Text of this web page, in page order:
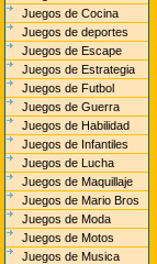
Juegos de Cocina
Juegos de deportes
Juegos de Escape
Juegos de Estrategia
Juegos de Futbol
Juegos de Guerra
Juegos de Habilidad
Juegos de Infantiles
Juegos de Lucha
Juegos de Maquillaje
Juegos de Mario Bros
Juegos de Moda
Juegos de Motos
Juegos de Musica